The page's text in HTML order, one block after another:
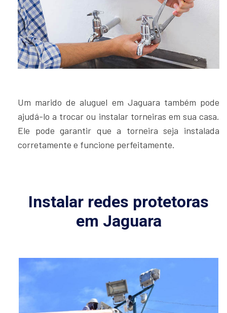
Um marido de aluguel em Jaguara também pode
ajudá-lo a trocar ou instalar torneiras em sua casa.
Ele pode garantir que a torneira seja instalada
corretamente e funcione perfeitamente.
Instalar redes protetoras
em Jaguara